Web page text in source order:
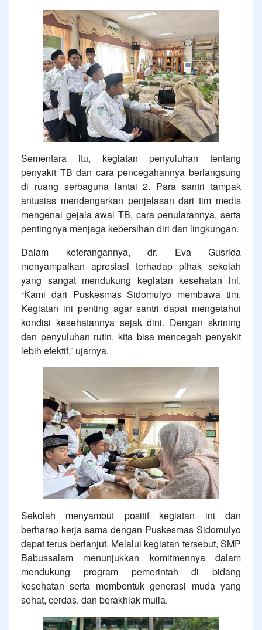
Sementara itu, kegiatan penyuluhan tentang
penyakit TB dan cara pencegahannya berlangsung
di ruang serbaguna lantai 2. Para santri tampak
antusias mendengarkan penjelasan dari tim medis
mengenai gejala awal TB, cara penularannya, serta
pentingnya menjaga kebersihan diri dan lingkungan.
Dalam keterangannya, dr. Eva Gusrida
menyampaikan apresiasi terhadap pihak sekolah
yang sangat mendukung kegiatan kesehatan ini.
“Kami dari Puskesmas Sidomulyo membawa tim.
Kegiatan ini penting agar santri dapat mengetahui
kondisi kesehatannya sejak dini. Dengan skrining
dan penyuluhan rutin, kita bisa mencegah penyakit
lebih efektif,” ujarnya.
Sekolah menyambut positif kegiatan ini dan
berharap kerja sama dengan Puskesmas Sidomulyo
dapat terus berlanjut. Melalui kegiatan tersebut, SMP
Babussalam menunjukkan komitmennya dalam
mendukung program pemerintah di bidang
kesehatan serta membentuk generasi muda yang
sehat, cerdas, dan berakhlak mulia.